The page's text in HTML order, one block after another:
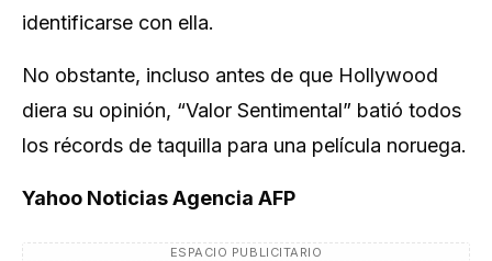
identificarse con ella.
No obstante, incluso antes de que Hollywood
diera su opinión, “Valor Sentimental” batió todos
los récords de taquilla para una película noruega.
Yahoo Noticias Agencia AFP
ESPACIO PUBLICITARIO